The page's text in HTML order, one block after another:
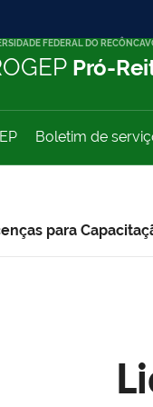
FEDERAL DO
Pró-
Boletim de
para